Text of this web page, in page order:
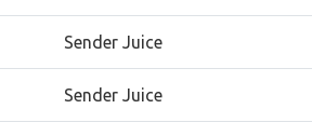
Sender Juice
Sender Juice